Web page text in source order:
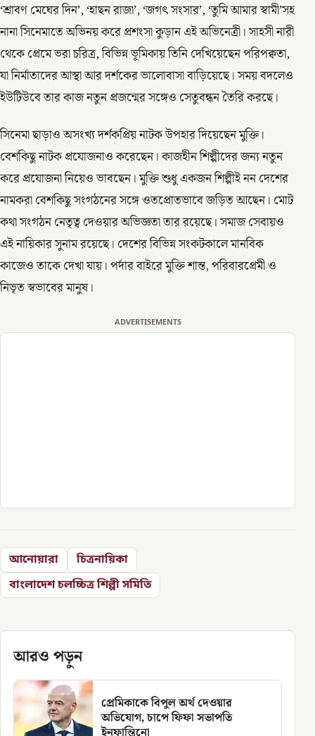
‘শ্রাবণ মেঘের দিন’, ‘হাছন রাজা’, ‘জগৎ সংসার’, ‘তুমি আমার স্বামী’সহ
নানা সিনেমাতে অভিনয় করে প্রশংসা কুড়ান এই অভিনেত্রী। সাহসী নারী
থেকে প্রেমে ভরা চরিত্র, বিভিন্ন ভূমিকায় তিনি দেখিয়েছেন পরিপক্বতা,
যা নির্মাতাদের আস্থা আর দর্শকের ভালোবাসা বাড়িয়েছে। সময় বদলেও
ইউটিউবে তার কাজ নতুন প্রজন্মের সঙ্গেও সেতুবন্ধন তৈরি করছে।
সিনেমা ছাড়াও অসংখ্য দর্শকপ্রিয় নাটক উপহার দিয়েছেন মুক্তি।
বেশকিছু নাটক প্রযোজনাও করেছেন। কাজহীন শিল্পীদের জন্য নতুন
করে প্রযোজনা নিয়েও ভাবছেন। মুক্তি শুধু একজন শিল্পীই নন দেশের
নামকরা বেশকিছু সংগঠনের সঙ্গে ওতপ্রোতভাবে জড়িত আছেন। মোট
কথা সংগঠন নেতৃত্ব দেওয়ার অভিজ্ঞতা তার রয়েছে। সমাজ সেবায়ও
এই নায়িকার সুনাম রয়েছে। দেশের বিভিন্ন সংকটকালে মানবিক
কাজেও তাকে দেখা যায়। পর্দার বাইরে মুক্তি শান্ত, পরিবারপ্রেমী ও
নিভৃত স্বভাবের মানুষ।
ADVERTISEMENTS
আনোয়ারা
চিত্রনায়িকা
বাংলাদেশ চলচ্চিত্র শিল্পী সমিতি
আরও পড়ুন
প্রেমিকাকে বিপুল অর্থ দেওয়ার
অভিযোগ, চাপে ফিফা সভাপতি